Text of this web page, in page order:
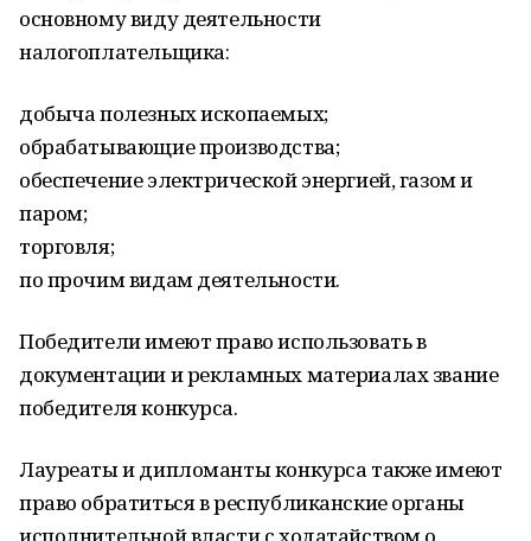
основному виду деятельности
налогоплательщика:
добыча полезных ископаемых;
обрабатывающие производства;
обеспечение электрической энергией, газом и
паром;
торговля;
по прочим видам деятельности.
Победители имеют право использовать в
документации и рекламных материалах звание
победителя конкурса.
Лауреаты и дипломанты конкурса также имеют
право обратиться в республиканские органы